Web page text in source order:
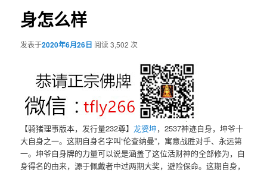
身怎么样
发表于2020年6月26日 阅读 3,502 次
【骑猪理事版本，发行量232尊】龙婆坤，2537神迹自身，坤爷十
大自身之一。这期自身名字叫“伦查纳曼”，寓意战胜对手、永远第
一。坤爷自身牌的力量可以说是涵盖了这位活财神的全部修为，自
身得名的由来，源于佩戴者中过两期大奖，避险保命。这期自身，